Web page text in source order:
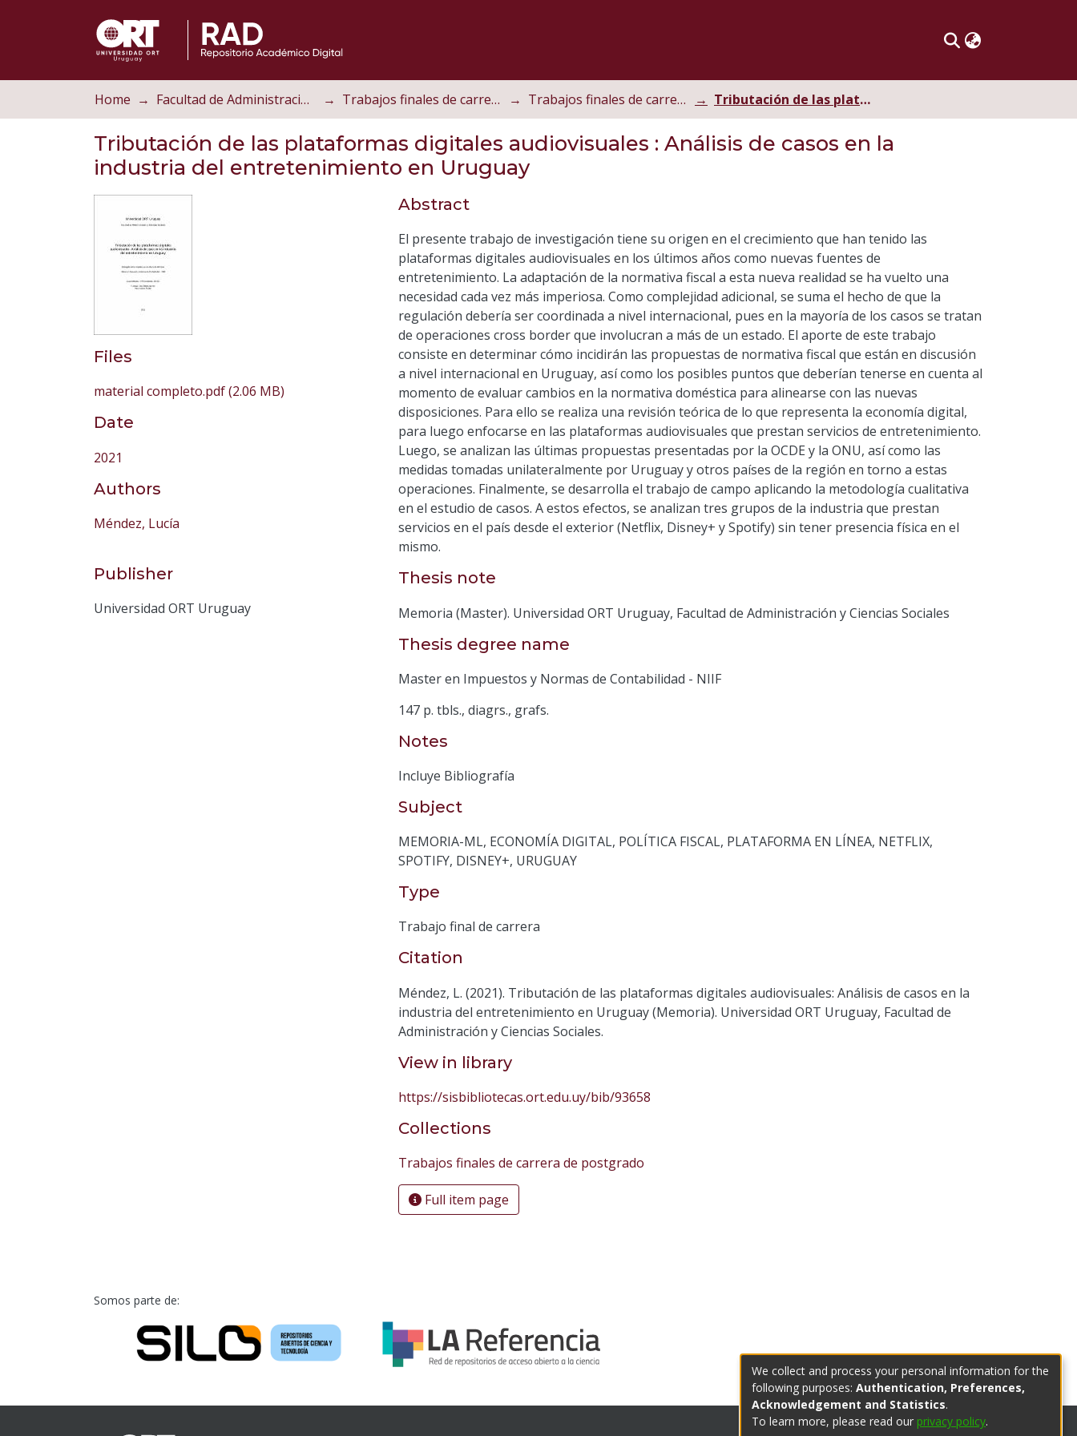
Home Facultad de Administración y Ciencias Sociales Trabajos finales de carrera Trabajos finales de carrera de postgrado Tributación de las plataformas digitales audiovisuales
Tributación de las plataformas digitales audiovisuales : Análisis de casos en la
industria del entretenimiento en Uruguay
Files
material completo.pdf(2.06 MB)
Date
2021
Authors
Méndez, Lucía
Publisher
Universidad ORT Uruguay
Abstract
El presente trabajo de investigación tiene su origen en el crecimiento que han tenido las
plataformas digitales audiovisuales en los últimos años como nuevas fuentes de
entretenimiento. La adaptación de la normativa fiscal a esta nueva realidad se ha vuelto una
necesidad cada vez más imperiosa. Como complejidad adicional, se suma el hecho de que la
regulación debería ser coordinada a nivel internacional, pues en la mayoría de los casos se tratan
de operaciones cross border que involucran a más de un estado. El aporte de este trabajo
consiste en determinar cómo incidirán las propuestas de normativa fiscal que están en discusión
a nivel internacional en Uruguay, así como los posibles puntos que deberían tenerse en cuenta al
momento de evaluar cambios en la normativa doméstica para alinearse con las nuevas
disposiciones. Para ello se realiza una revisión teórica de lo que representa la economía digital,
para luego enfocarse en las plataformas audiovisuales que prestan servicios de entretenimiento.
Luego, se analizan las últimas propuestas presentadas por la OCDE y la ONU, así como las
medidas tomadas unilateralmente por Uruguay y otros países de la región en torno a estas
operaciones. Finalmente, se desarrolla el trabajo de campo aplicando la metodología cualitativa
en el estudio de casos. A estos efectos, se analizan tres grupos de la industria que prestan
servicios en el país desde el exterior (Netflix, Disney+ y Spotify) sin tener presencia física en el
mismo.
Thesis note
Memoria (Master). Universidad ORT Uruguay, Facultad de Administración y Ciencias Sociales
Thesis degree name
Master en Impuestos y Normas de Contabilidad - NIIF
147 p. tbls., diagrs., grafs.
Notes
Incluye Bibliografía
Subject
MEMORIA-ML, ECONOMÍA DIGITAL, POLÍTICA FISCAL, PLATAFORMA EN LÍNEA, NETFLIX,
SPOTIFY, DISNEY+, URUGUAY
Type
Trabajo final de carrera
Citation
Méndez, L. (2021). Tributación de las plataformas digitales audiovisuales: Análisis de casos en la
industria del entretenimiento en Uruguay (Memoria). Universidad ORT Uruguay, Facultad de
Administración y Ciencias Sociales.
View in library
https://sisbibliotecas.ort.edu.uy/bib/93658
Collections
Trabajos finales de carrera de postgrado
Full item page
Somos parte de:
We collect and process your personal information for the
following purposes: Authentication, Preferences,
Acknowledgement and Statistics.
To learn more, please read our privacy policy.